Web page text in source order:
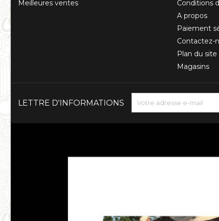
Meilleures ventes
Conditions
A propos
Paiement
Contactez-
Plan du site
Magasins
LETTRE D'INFORMATIONS